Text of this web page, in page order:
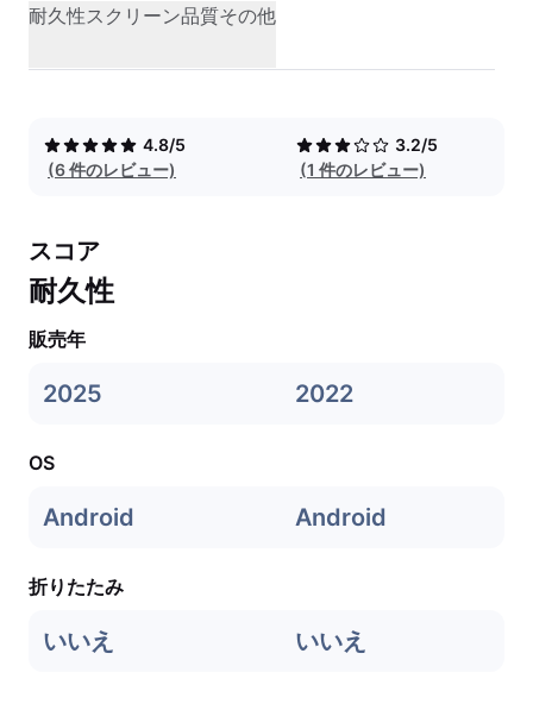
耐久性スクリーン品質その他
4.8/5
(6 件のレビュー)
3.2/5
(1 件のレビュー)
スコア
耐久性
販売年
2025 2022
OS
Android Android
折りたたみ
いいえ いいえ